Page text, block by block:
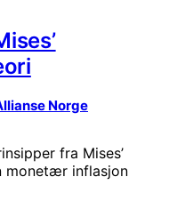
Norge
fra Mises’
monetær inflasjon